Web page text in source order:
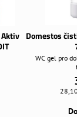
Domestos
WC gel pro